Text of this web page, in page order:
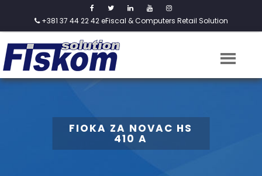
+381 37 44 22 42 eFiscal & Computers Retail Solution
FIOKA ZA NOVAC HS
410 A